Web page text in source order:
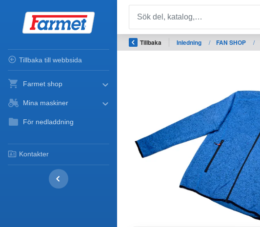
Tillbaka till webbsida
Farmet shop
Mina maskiner
För nedladdning
Kontakter
Tillbaka Inledning / FAN SHOP /